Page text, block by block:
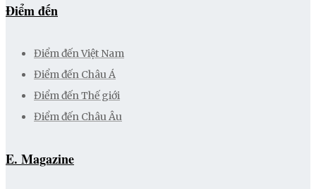
Điểm đến
Điểm đến Việt Nam
Điểm đến Châu Á
Điểm đến Thế giới
Điểm đến Châu Âu
E. Magazine